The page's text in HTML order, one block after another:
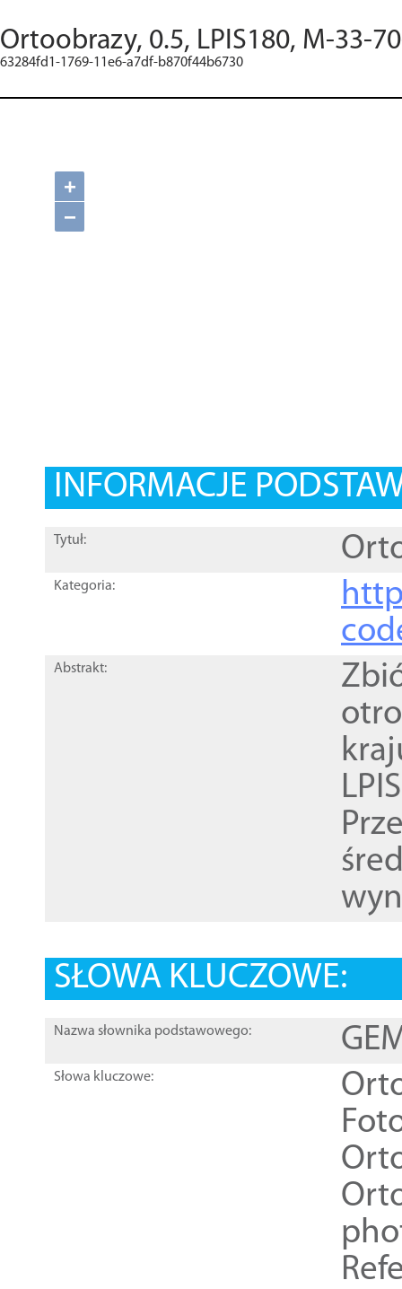
Ortoobrazy, 0.5, LPIS180, M-33-
63284fd1-1769-11e6-a7df-b870f44b6730
+
−
INFORMACJE
Tytuł:
Kategoria:
Abstrakt:
SŁOWA KLUCZOWE:
Nazwa słownika podstawowego:
Słowa kluczowe: